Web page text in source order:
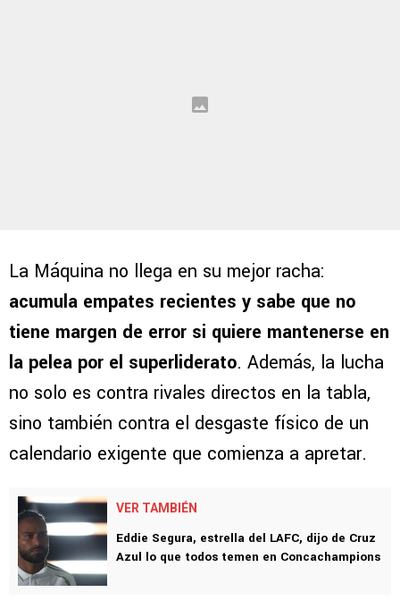
La Máquina no llega en su mejor racha:
acumula empates recientes y sabe que no
tiene margen de error si quiere mantenerse en
la pelea por el superliderato. Además, la lucha
no solo es contra rivales directos en la tabla,
sino también contra el desgaste físico de un
calendario exigente que comienza a apretar.
VER TAMBIÉN
Eddie Segura, estrella del LAFC, dijo de Cruz
Azul lo que todos temen en Concachampions